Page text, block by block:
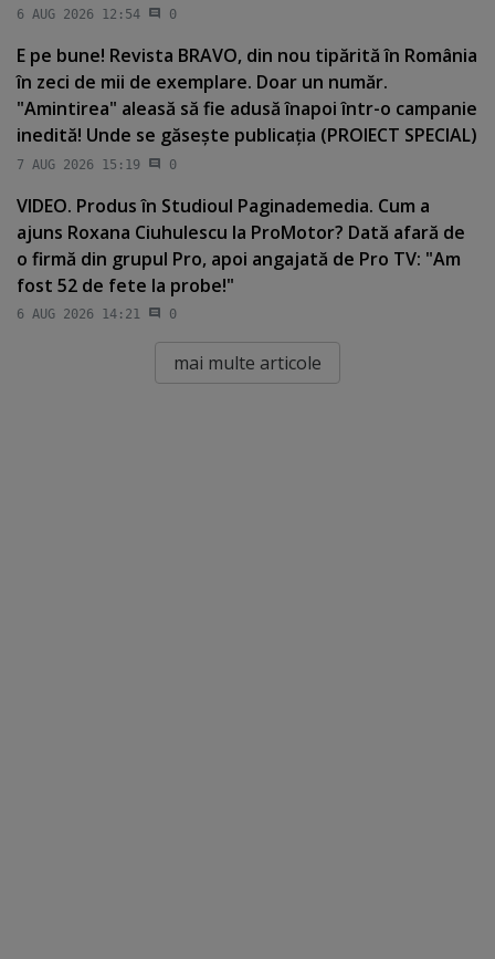
6 AUG 2026 12:54 0
E pe bune! Revista BRAVO, din nou tipărită în România
în zeci de mii de exemplare. Doar un număr.
"Amintirea" aleasă să fie adusă înapoi într-o campanie
inedită! Unde se găseşte publicaţia (PROIECT SPECIAL)
7 AUG 2026 15:19 0
VIDEO. Produs în Studioul Paginademedia. Cum a
ajuns Roxana Ciuhulescu la ProMotor? Dată afară de
o firmă din grupul Pro, apoi angajată de Pro TV: "Am
fost 52 de fete la probe!"
6 AUG 2026 14:21 0
mai multe articole